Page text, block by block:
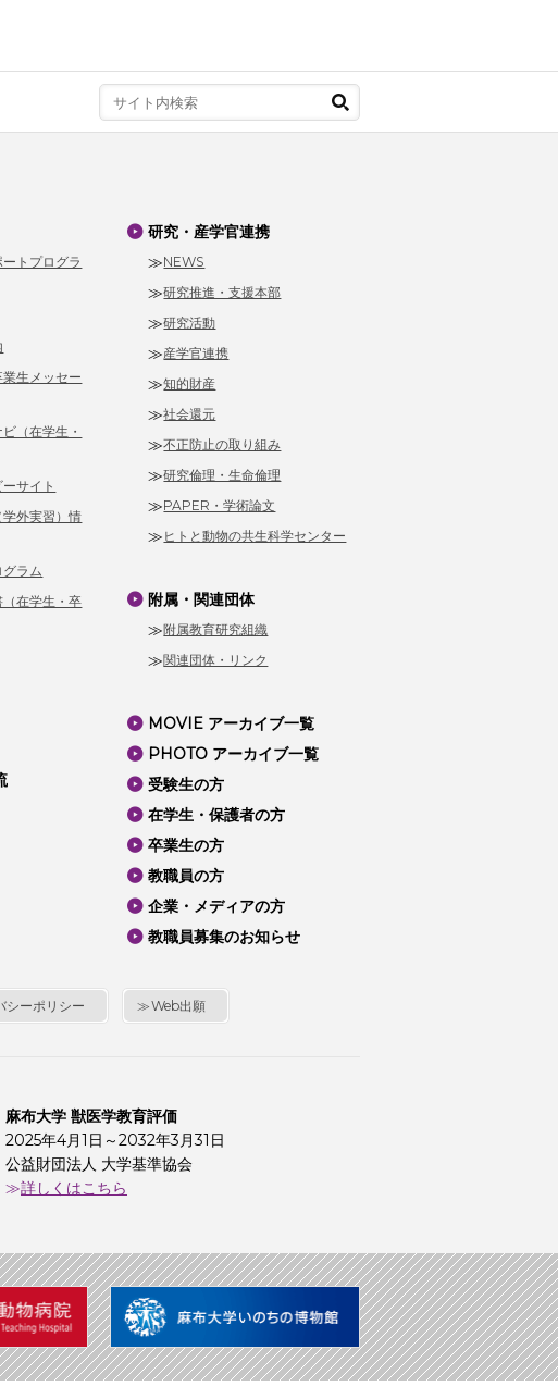
トプログラ
生メッセー
（在学生・
サイト
外実習）情
ラム
在学生・卒
研究・産学官連携
NEWS
研究推進・支援本部
研究活動
産学官連携
知的財産
社会還元
不正防止の取り組み
研究倫理・生命倫理
PAPER・学術論文
ヒトと動物の共生科学センター
附属・関連団体
附属教育研究組織
関連団体・リンク
MOVIE アーカイブ一覧
PHOTO アーカイブ一覧
受験生の方
在学生・保護者の方
卒業生の方
教職員の方
企業・メディアの方
教職員募集のお知らせ
シーポリシー Web出願
麻布大学 獣医学教育評価
2025年4月1日～2032年3月31日
公益財団法人 大学基準協会
詳しくはこちら